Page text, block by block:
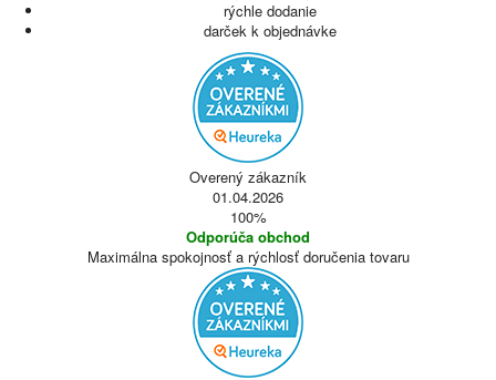
rýchle dodanie
darček k objednávke
Overený zákazník
01.04.2026
100%
Odporúča obchod
Maximálna spokojnosť a rýchlosť doručenia tovaru